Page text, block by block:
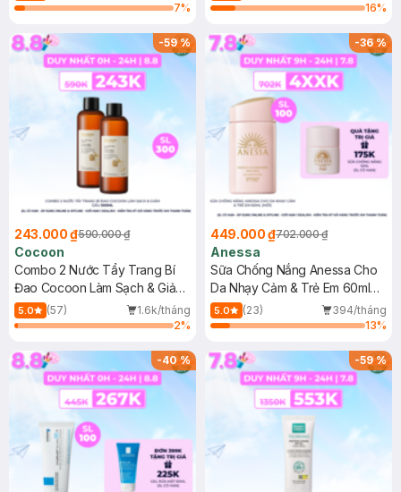
7%
16%
-59%
243.000 ₫590.000 ₫
Cocoon
Combo 2 Nước Tẩy Trang Bí
Đao Cocoon Làm Sạch & Giảm
Dầu 500ml
5.0 (57)
1.6k/tháng
2%
-36%
449.000 ₫702.000 ₫
Anessa
Sữa Chống Nắng Anessa Cho
Da Nhạy Cảm & Trẻ Em 60ml
(Mới)
5.0 (23)
394/tháng
13%
-40% -59%